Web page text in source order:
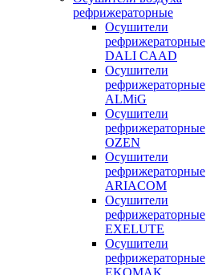
рефрижераторные
Осушители
рефрижераторные
DALI CAAD
Осушители
рефрижераторные
ALMiG
Осушители
рефрижераторные
OZEN
Осушители
рефрижераторные
ARIACOM
Осушители
рефрижераторные
EXELUTE
Осушители
рефрижераторные
EKOMAK